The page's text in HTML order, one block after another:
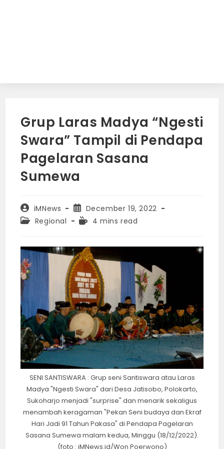
Grup Laras Madya “Ngesti
Swara” Tampil di Pendapa
Pagelaran Sasana
Sumewa
Post
author:
iMNews
Post
published:
December 19, 2022
PostRegional
Reading4 mins read
SENI SANTISWARA : Grup seni Santiswara atau Laras
Madya "Ngesti Swara" dari Desa Jatisobo, Polokarto,
Sukoharjo menjadi "surprise" dan menarik sekaligus
menambah keragaman "Pekan Seni budaya dan Ekraf
Hari Jadi 91 Tahun Pakasa" di Pendapa Pagelaran
Sasana Sumewa malam kedua, Minggu (18/12/2022).
(foto : iMNews.id/Won Poerwono)